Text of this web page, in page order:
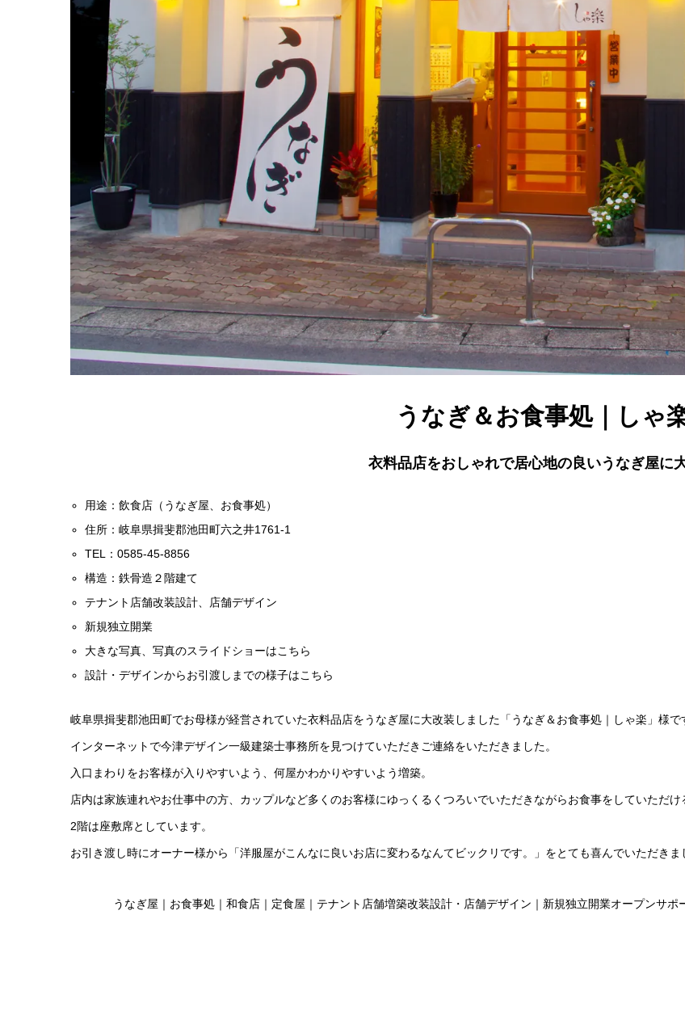
うなぎ＆お食事処｜しゃ
衣料品店をおしゃれで居心地の良いうなぎ屋に
用途：飲食店（うなぎ屋、お食事処）
住所：岐阜県揖斐郡池田町六之井1761-1
TEL：0585-45-8856
構造：鉄骨造２階建て
テナント店舗改装設計、店舗デザイン
新規独立開業
大きな写真、写真のスライドショーはこちら
設計・デザインからお引渡しまでの様子はこちら
岐阜県揖斐郡池田町でお母様が経営されていた衣料品店をうなぎ屋に大改装しました「うなぎ＆お食事処｜しゃ楽」様で
インターネットで今津デザイン一級建築士事務所を見つけていただきご連絡をいただきました。
入口まわりをお客様が入りやすいよう、何屋かわかりやすいよう増築。
店内は家族連れやお仕事中の方、カップルなど多くのお客様にゆっくるくつろいでいただきながらお食事をしていただけ
2階は座敷席としています。
お引き渡し時にオーナー様から「洋服屋がこんなに良いお店に変わるなんてビックリです。」をとても喜んでいただきま
うなぎ屋｜お食事処｜和食店｜定食屋｜テナント店舗増築改装設計・店舗デザイン｜新規独立開業オープンサ